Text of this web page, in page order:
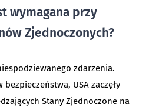
wymagana przy
Zjednoczonych?
zdarzenia.
USA zaczęły
Stany Zjednoczone na